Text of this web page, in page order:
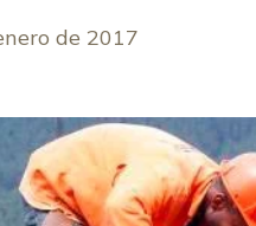
de 2017